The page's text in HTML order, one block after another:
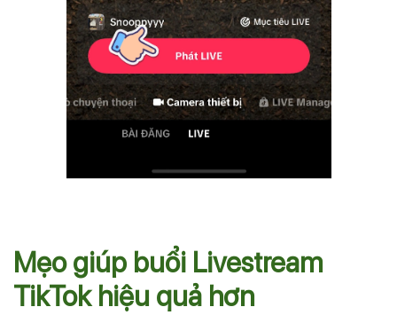
Mẹo giúp buổi Livestream
TikTok hiệu quả hơn